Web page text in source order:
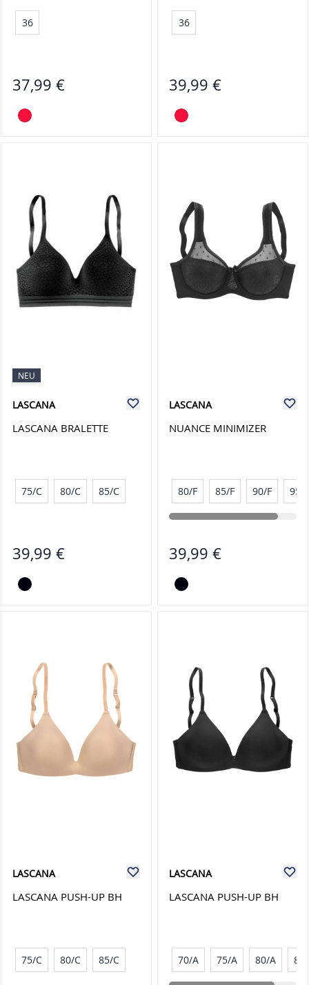
36
37,99 €
36
39,99 €
NEU
LASCANA
LASCANA BRALETTE
75/C 80/C 85/C
39,99 €
LASCANA
NUANCE MINIMIZER
80/F 85/F 90/F 95/F
39,99 €
LASCANA
LASCANA PUSH-UP BH
75/C 80/C 85/C
LASCANA
LASCANA PUSH-UP BH
70/A 75/A 80/A